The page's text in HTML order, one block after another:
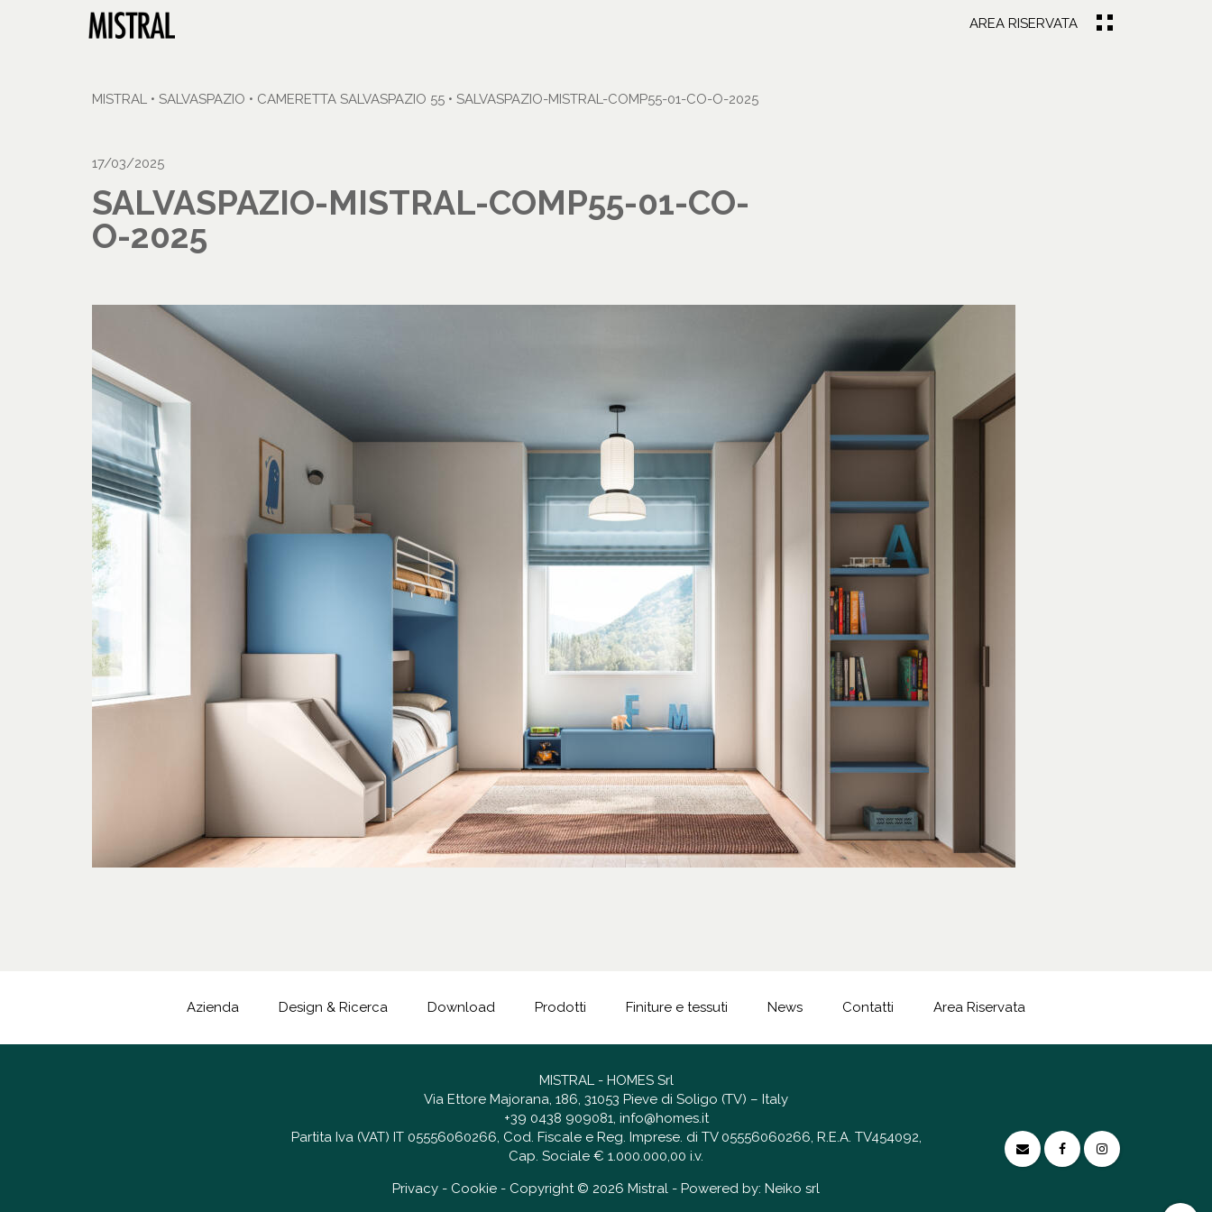
AREA RISERVATA
MISTRAL • SALVASPAZIO • CAMERETTA SALVASPAZIO 55 • SALVASPAZIO-MISTRAL-COMP55-01-CO-O-2025
17/03/2025
SALVASPAZIO-MISTRAL-COMP55-01-CO-
O-2025
Azienda Design & Ricerca Download Prodotti Finiture e tessuti News Contatti Area Riservata
MISTRAL - HOMES Srl
Via Ettore Majorana, 186, 31053 Pieve di Soligo (TV) – Italy
+39 0438 909081, info@homes.it
Partita Iva (VAT) IT 05556060266, Cod. Fiscale e Reg. Imprese. di TV 05556060266, R.E.A. TV454092,
Cap. Sociale € 1.000.000,00 i.v.
Privacy - Cookie - Copyright © 2026 Mistral - Powered by: Neiko srl